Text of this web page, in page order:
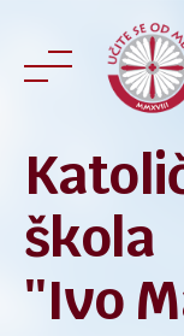
content
škola
''Ivo